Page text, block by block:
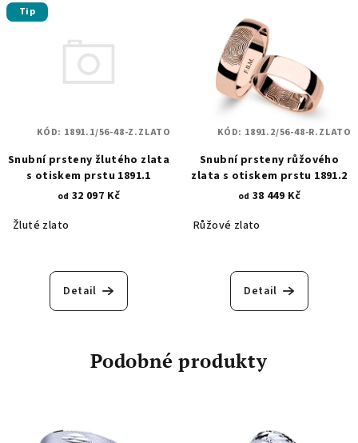
Tip
Snubní prsteny žlutého zlata
s otiskem prstu 1891.1
od 32 097 Kč
Žluté zlato
Detail
KÓD: 1891.1/56-48-Z.ZLATO
Snubní prsteny růžového
zlata s otiskem prstu 1891.2
od 38 449 Kč
Růžové zlato
Detail
KÓD: 1891.2/56-48-R.ZLATO
Podobné produkty